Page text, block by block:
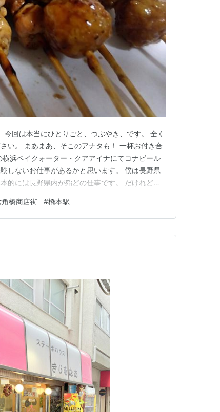
回は本当にひとりごと、つぶやき、です。 全く
い。 まあまあ、そこのアナタも！ 一杯お付き合
浜ベイクォーター・クアアイナにてコナビール
しないお仕事があるかと思います。 僕は長野県
的には長野県内が殆どの仕事です。 だけれど、
ます？ 一番遠い場所への出張の経験教えてくれ
県の横浜市に…
角橋商店街 #橋本駅